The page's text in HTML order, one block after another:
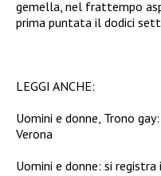
gemella, nel frattempo
prima puntata il dodici
LEGGI ANCHE:
Uomini e donne, Trono
Verona
Uomini e donne: si